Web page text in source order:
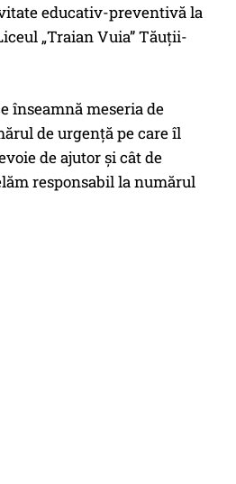
educativ-preventivă la
„Traian Vuia” Tăuții-
înseamnă meseria de
de urgență pe care îl
de ajutor și cât de
responsabil la numărul